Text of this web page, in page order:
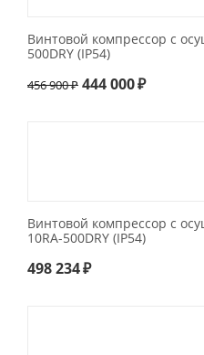
Винтовой компрессор с
500DRY (IP54)
456 900₽ 444 000₽
Винтовой компрессор с
10RA-500DRY (IP54)
498 234₽